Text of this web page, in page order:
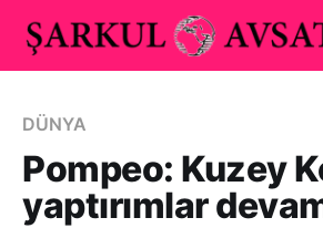
DÜNYA
Pompeo: Kuzey
yaptırımlar